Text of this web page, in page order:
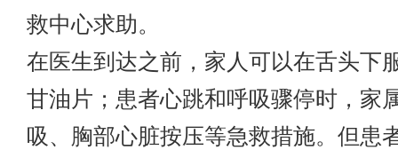
救中心求助。
在医生到达之前，家人可以在舌头下
甘油片；患者心跳和呼吸骤停时，家
吸、胸部心脏按压等急救措施。但患